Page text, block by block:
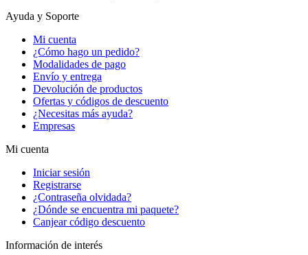
Ayuda y Soporte
Mi cuenta
¿Cómo hago un pedido?
Modalidades de pago
Envío y entrega
Devolución de productos
Ofertas y códigos de descuento
¿Necesitas más ayuda?
Empresas
Mi cuenta
Iniciar sesión
Registrarse
¿Contraseña olvidada?
¿Dónde se encuentra mi paquete?
Canjear código descuento
Información de interés